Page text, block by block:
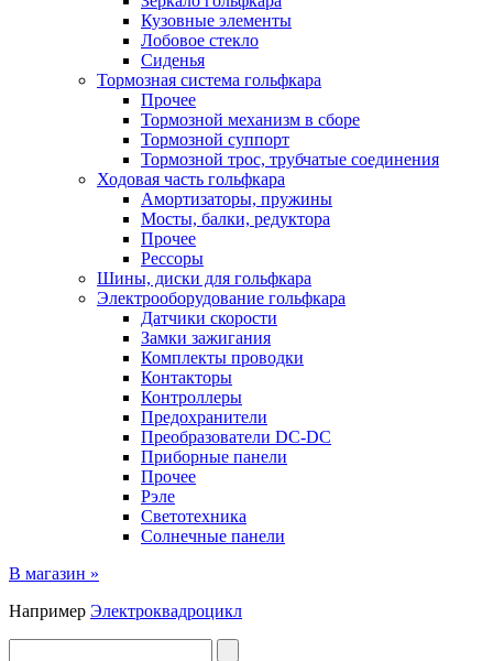
Кузовные элементы
Лобовое стекло
Сиденья
Тормозная система гольфкара
Прочее
Тормозной механизм в сборе
Тормозной суппорт
Тормозной трос, трубчатые соединения
Ходовая часть гольфкара
Амортизаторы, пружины
Мосты, балки, редуктора
Прочее
Рессоры
Шины, диски для гольфкара
Электрооборудование гольфкара
Датчики скорости
Замки зажигания
Комплекты проводки
Контакторы
Контроллеры
Предохранители
Преобразователи DC-DC
Приборные панели
Прочее
Рэле
Светотехника
Солнечные панели
В магазин »
Например Электроквадроцикл